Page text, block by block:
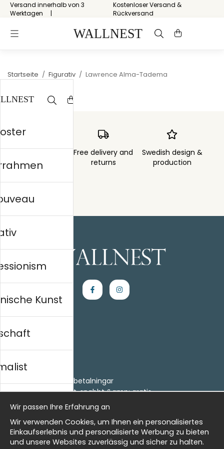
Versand innerhalb von 3
Werktagen
Kostenloser Versand &
Rückversand
Startseite / Figurativ / Lawrence Alma-Tadema
3 days
Free delivery and
returns
Swedish design &
production
Einkaufen
Villkor
- Returer och återbetalningar
- Leverans - enkelt, snabbt &amp; gratis
Om cookies
Meine Favoriten
Information
Kunst
history
Wir passen Ihre Erfahrung an
Wir verwenden Cookies, um Ihnen ein personalisiertes
Einkaufserlebnis und personalisierte Werbung zu bieten
und unsere Websites zuverlässig und sicher zu halten.